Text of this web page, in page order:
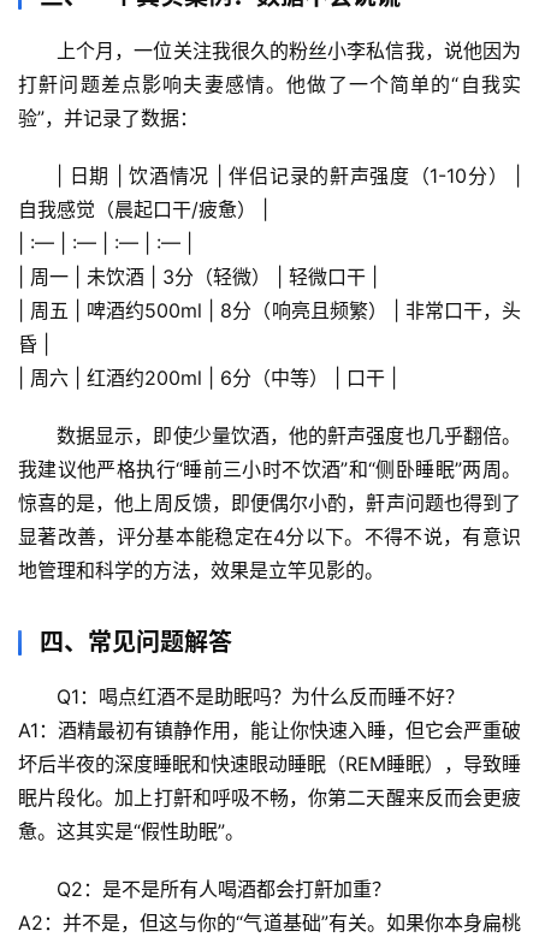
案
天
文
生
活
科
学
技
前
沿
理
驿
辟
谣
求
真
上个月，一位关注我很久的粉丝小李私信我，说他因为
打鼾问题差点影响夫妻感情。他做了一个简单的“自我实
验”，并记录了数据：
| 日期 | 饮酒情况 | 伴侣记录的鼾声强度（1-10分） |
自我感觉（晨起口干/疲惫） |
| :— | :— | :— | :— |
| 周一 | 未饮酒 | 3分（轻微） | 轻微口干 |
| 周五 | 啤酒约500ml | 8分（响亮且频繁） | 非常口干，头
昏 |
| 周六 | 红酒约200ml | 6分（中等） | 口干 |
数据显示，即使少量饮酒，他的鼾声强度也几乎翻倍。
我建议他严格执行“睡前三小时不饮酒”和“侧卧睡眠”两周。
惊喜的是，他上周反馈，即便偶尔小酌，鼾声问题也得到了
显著改善，评分基本能稳定在4分以下。不得不说，有意识
地管理和科学的方法，效果是立竿见影的。
四、常见问题解答
Q1：喝点红酒不是助眠吗？为什么反而睡不好？
A1：酒精最初有镇静作用，能让你快速入睡，但它会严重破
坏后半夜的深度睡眠和快速眼动睡眠（REM睡眠），导致睡
眠片段化。加上打鼾和呼吸不畅，你第二天醒来反而会更疲
惫。这其实是“假性助眠”。
Q2：是不是所有人喝酒都会打鼾加重？
A2：并不是，但这与你的“气道基础”有关。如果你本身扁桃